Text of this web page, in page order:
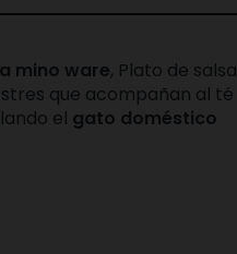
mino ware, Plato de salsa
que acompañan al té
el gato doméstico